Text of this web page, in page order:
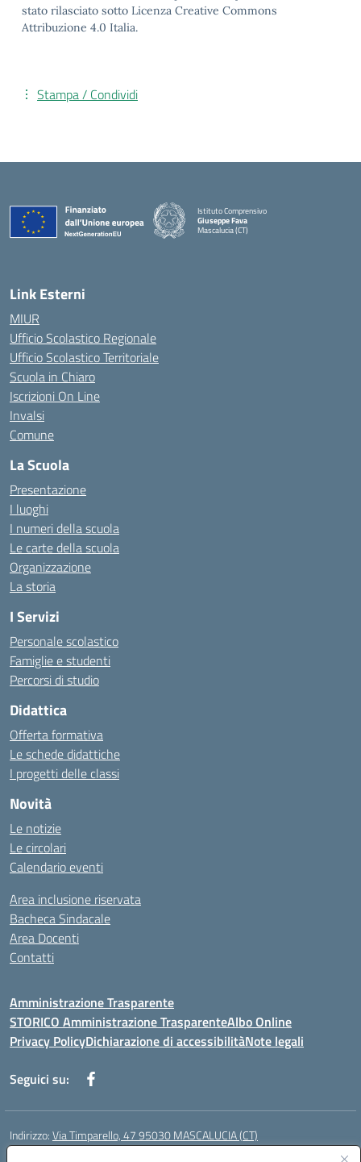
stato rilasciato sotto Licenza Creative Commons
Attribuzione 4.0 Italia.
Stampa / Condividi
Istituto Comprensivo
Giuseppe Fava
Mascalucia (CT)
Link Esterni
MIUR
Ufficio Scolastico Regionale
Ufficio Scolastico Territoriale
Scuola in Chiaro
Iscrizioni On Line
Invalsi
Comune
La Scuola
Presentazione
I luoghi
I numeri della scuola
Le carte della scuola
Organizzazione
La storia
I Servizi
Personale scolastico
Famiglie e studenti
Percorsi di studio
Didattica
Offerta formativa
Le schede didattiche
I progetti delle classi
Novità
Le notizie
Le circolari
Calendario eventi
Area inclusione riservata
Bacheca Sindacale
Area Docenti
Contatti
Amministrazione Trasparente
STORICO Amministrazione TrasparenteAlbo Online
Privacy PolicyDichiarazione di accessibilitàNote legali
Seguici su:
Indirizzo:Via Timparello, 47 95030 MASCALUCIA (CT)
Centralino: